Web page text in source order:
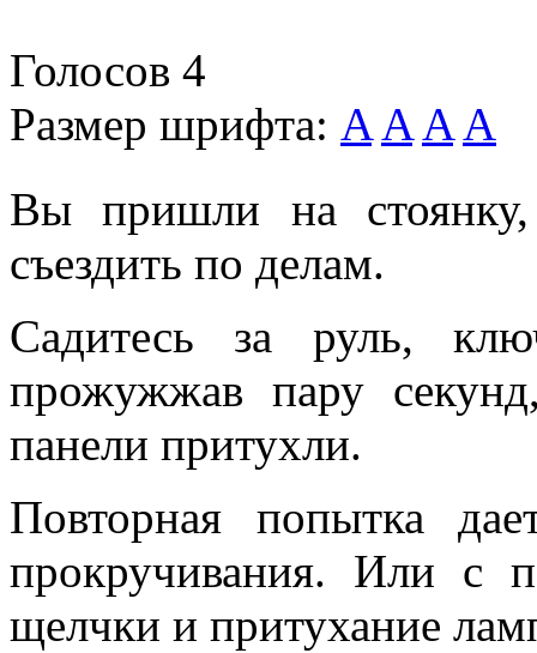
Голосов 4
Размер шрифта: A A A A
Вы пришли на
съездить по делам.
Садитесь за руль,
прожужжав пару
панели притухли.
Повторная попытка
прокручивания. Или с
щелчки и притухание